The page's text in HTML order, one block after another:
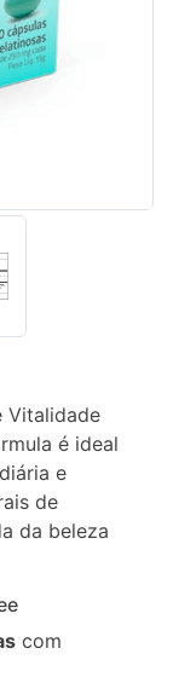
Vitalidade
é ideal
e
de
da beleza
com